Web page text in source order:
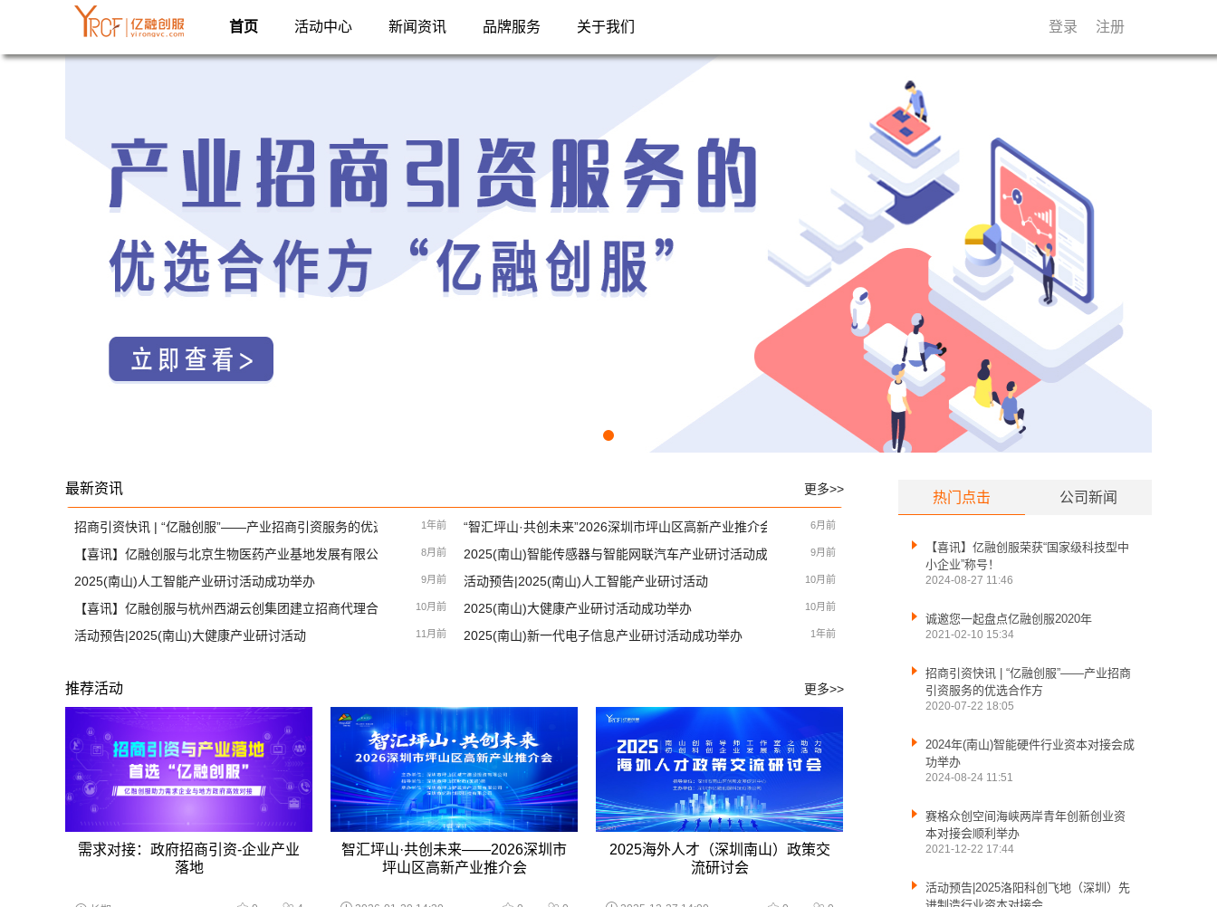
首页 活动中心 新闻资讯 品牌服务 关于我们 登录 注册
最新资讯 更多>>
招商引资快讯 | “亿融创服”——产业招商引资服务的优选合作方1年前 “智汇坪山·共创未来”2026深圳市坪山区高新产业推介会成功举办6月前
【喜讯】亿融创服与北京生物医药产业基地发展有限公司达成战略合作
8月前 2025(南山)智能传感器与智能网联汽车产业研讨活动成功举办 9月前
2025(南山)人工智能产业研讨活动成功举办 9月前 活动预告|2025(南山)人工智能产业研讨活动 10月前
【喜讯】亿融创服与杭州西湖云创集团建立招商代理合作关系 10月前 2025(南山)大健康产业研讨活动成功举办 10月前
活动预告|2025(南山)大健康产业研讨活动 11月前 2025(南山)新一代电子信息产业研讨活动成功举办 1年前
推荐活动 更多>>
需求对接：政府招商引资-企业产业
落地
智汇坪山·共创未来——2026深圳市
坪山区高新产业推介会
2025海外人才（深圳南山）政策交
流研讨会
热门点击 公司新闻

【喜讯】亿融创服荣获“国家级科技型中
小企业”称号！
2024-08-27 11:46
 诚邀您一起盘点亿融创服2020年
2021-02-10 15:34
 招商引资快讯 | “亿融创服”——产业招商
引资服务的优选合作方
2020-07-22 18:05
 2024年(南山)智能硬件行业资本对接会成
功举办
2024-08-24 11:51
 赛格众创空间海峡两岸青年创新创业资
本对接会顺利举办
2021-12-22 17:44
 活动预告|2025洛阳科创飞地（深圳）先